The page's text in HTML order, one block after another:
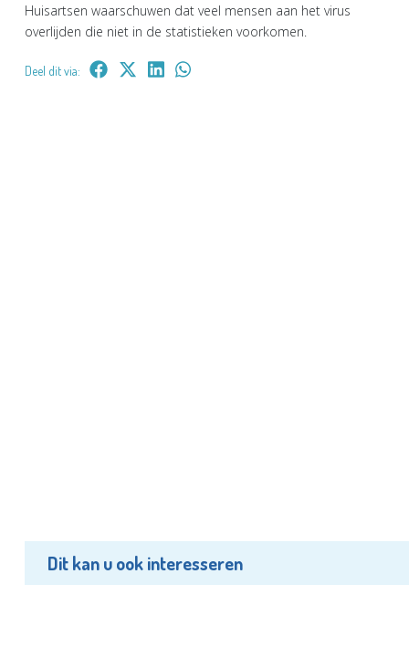
Huisartsen waarschuwen dat veel mensen aan het virus
overlijden die niet in de statistieken voorkomen.
Deel dit via:
Dit kan u ook interesseren